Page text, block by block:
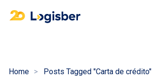
Home Posts Tagged "Carta de crédito"